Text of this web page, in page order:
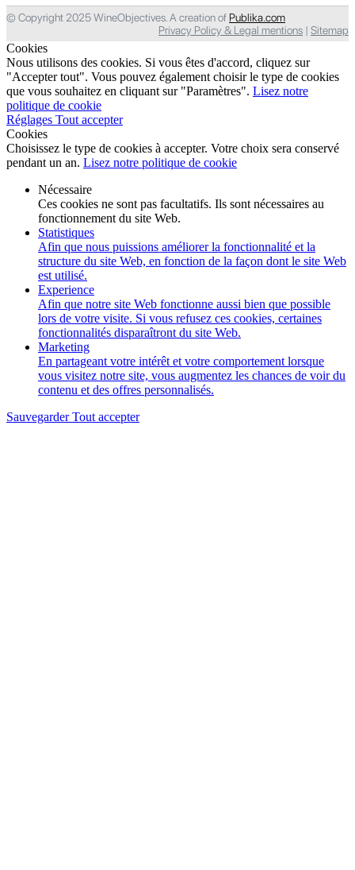
© Copyright 2025 WineObjectives. A creation of Publika.com
Privacy Policy & Legal mentions | Sitemap
Cookies
Nous utilisons des cookies. Si vous êtes d'accord, cliquez sur
"Accepter tout". Vous pouvez également choisir le type de cookies
que vous souhaitez en cliquant sur "Paramètres". Lisez notre
politique de cookie
Réglages Tout accepter
Cookies
Choisissez le type de cookies à accepter. Votre choix sera conservé
pendant un an. Lisez notre politique de cookie
Nécessaire
Ces cookies ne sont pas facultatifs. Ils sont nécessaires au
fonctionnement du site Web.
Statistiques
Afin que nous puissions améliorer la fonctionnalité et la
structure du site Web, en fonction de la façon dont le site Web
est utilisé.
Experience
Afin que notre site Web fonctionne aussi bien que possible
lors de votre visite. Si vous refusez ces cookies, certaines
fonctionnalités disparaîtront du site Web.
Marketing
En partageant votre intérêt et votre comportement lorsque
vous visitez notre site, vous augmentez les chances de voir du
contenu et des offres personnalisés.
SauvegarderTout accepter